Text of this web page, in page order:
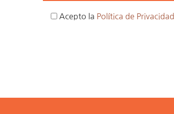
Acepto la Política de Privacidad